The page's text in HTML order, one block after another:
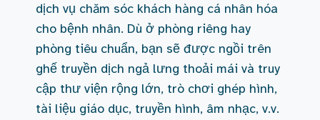
dịch vụ chăm sóc khách hàng cá nhân hóa
cho bệnh nhân. Dù ở phòng riêng hay
phòng tiêu chuẩn, bạn sẽ được ngồi trên
ghế truyền dịch ngả lưng thoải mái và truy
cập thư viện rộng lớn, trò chơi ghép hình,
tài liệu giáo dục, truyền hình, âm nhạc, v.v.